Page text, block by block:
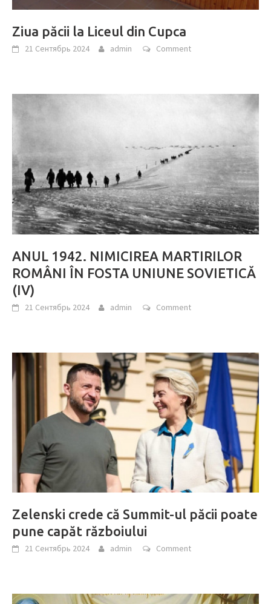
Ziua păcii la Liceul din Cupca
21 Сентябрь 2024 admin Comment
ANUL 1942. NIMICIREA MARTIRILOR
ROMÂNI ÎN FOSTA UNIUNE SOVIETICĂ
(IV)
21 Сентябрь 2024 admin Comment
Zelenski crede că Summit-ul păcii poate
pune capăt războiului
21 Сентябрь 2024 admin Comment